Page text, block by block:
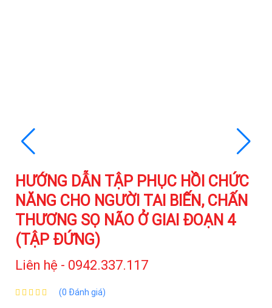
HƯỚNG DẪN TẬP PHỤC HỒI CHỨC
NĂNG CHO NGƯỜI TAI BIẾN, CHẤN
THƯƠNG SỌ NÃO Ở GIAI ĐOẠN 4
(TẬP ĐỨNG)
Liên hệ - 0942.337.117
(0 Đánh giá)